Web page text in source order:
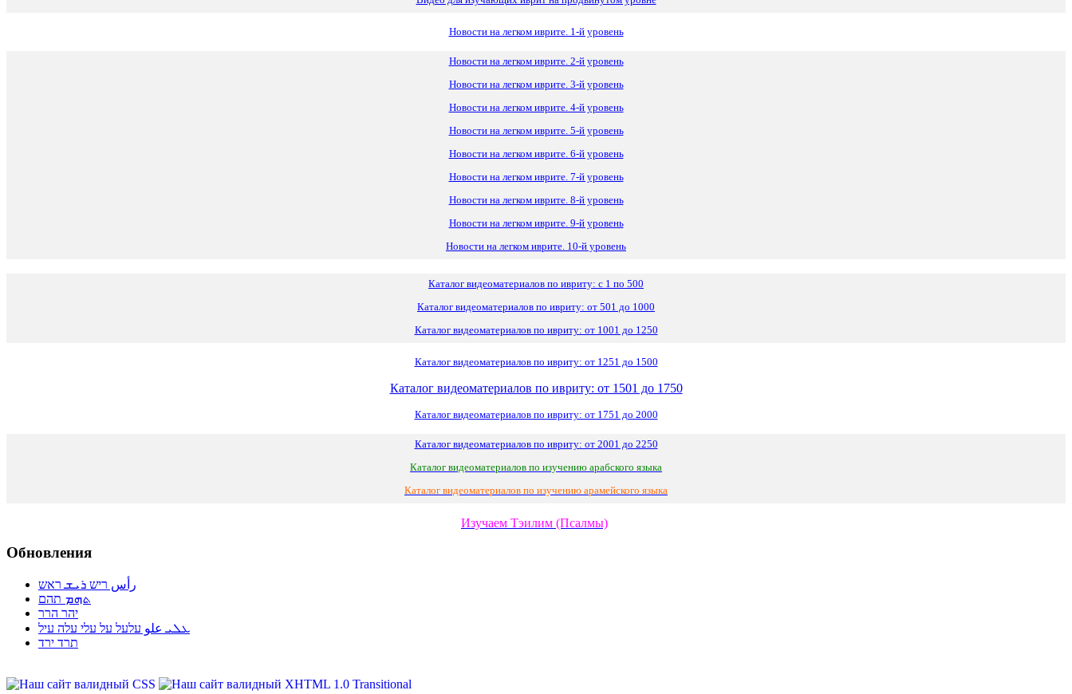
Новости на легком иврите. 1-й уровень
Новости на легком иврите. 2-й уровень
Новости на легком иврите. 3-й уровень
Новости на легком иврите. 4-й уровень
Новости на легком иврите. 5-й уровень
Новости на легком иврите. 6-й уровень
Новости на легком иврите. 7-й уровень
Новости на легком иврите. 8-й уровень
Новости на легком иврите. 9-й уровень
Новости на легком иврите. 10-й уровень
Каталог видеоматериалов по ивриту: с 1 по 500
Каталог видеоматериалов по ивриту: от 501 до 1000
Каталог видеоматериалов по ивриту: от 1001 до 1250
Каталог видеоматериалов по ивриту: от 1251 до 1500
Каталог видеоматериалов по ивриту: от 1501 до 1750
Каталог видеоматериалов по ивриту: от 1751 до 2000
Каталог видеоматериалов по ивриту: от 2001 до 2250
Каталог видеоматериалов по изучению арабского языка
Каталог видеоматериалов по изучению арамейского языка
Изучаем Тэилим (Псалмы)
Обновления
رأس ריש ܪܝܫ ראש
ܬܗܡ תהם
יהר הרר
ܥܠܝ علو עלעל על עלי עלה עיל
תרד ירד